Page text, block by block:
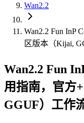
Wan2.2
Wan2.2 Fun InP
区版本（Kijai,
Wan2.2 Fun
用指南，官方
GGUF）工作